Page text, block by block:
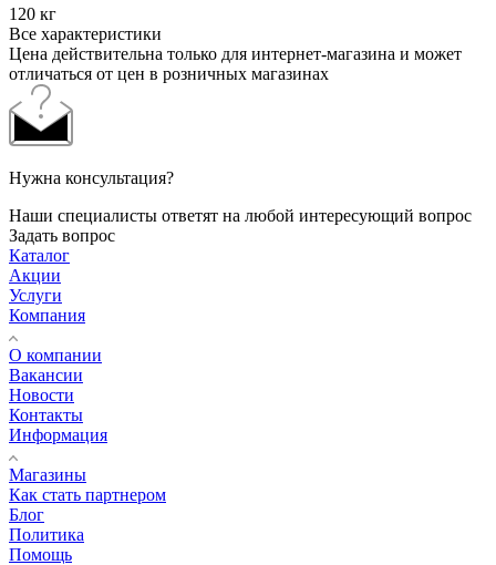
120 кг
Все характеристики
Цена действительна только для интернет-магазина и может
отличаться от цен в розничных магазинах
Нужна консультация?
Наши специалисты ответят на любой интересующий вопрос
Задать вопрос
Каталог
Акции
Услуги
Компания
О компании
Вакансии
Новости
Контакты
Информация
Магазины
Как стать партнером
Блог
Политика
Помощь